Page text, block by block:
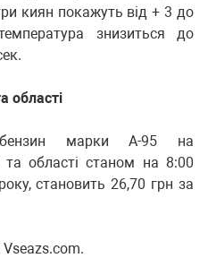
киян покажуть від + 3 до
знизиться до
області
марки А-95 на
та області станом на 8:00
становить 26,70 грн за